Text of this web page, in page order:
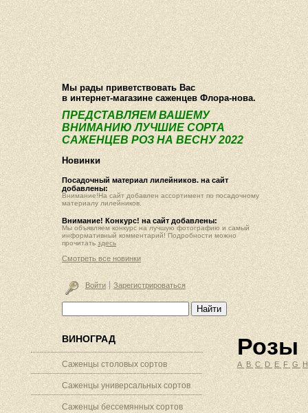
О компании Как купить Фотогалерея Статьи Опт
Мы рады приветствовать Вас
в интернет-магазине саженцев Флора-нова.
ПРЕДСТАВЛЯЕМ ВАШЕМУ
ВНИМАНИЮ ЛУЧШИЕ СОРТА
САЖЕНЦЕВ РОЗ НА ВЕСНУ 2022
Новинки
Посадочный материал лилейников. на сайт
добавлены:
Внимание!На сайт добавлен ассортимент по посадочному
материалу лилейников.
Внимание! Конкурс! на сайт добавлены:
Мы объявляем конкурс на лучшую фотографию и самый
информативный комментарий! Подробности можно
прочитать здесь
Смотреть все новинки
Войти Зарегистрироваться
ВИНОГРАД
Саженцы столовых сортов
Саженцы универсальных сортов
Саженцы бессемянных сортов
Розы
A B C D E F G